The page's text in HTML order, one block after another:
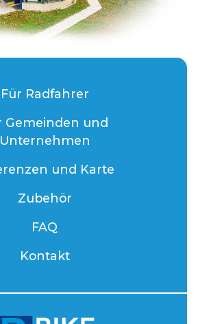
Für Radfahrer
Gemeinden und
Unternehmen
und Karte
Zubehör
FAQ
Kontakt